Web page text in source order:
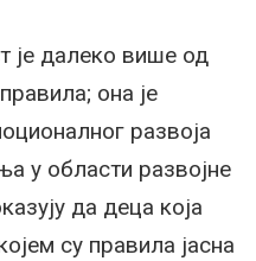
је далеко више од
она је
развоја
у области развојне
да деца која
су правила јасна